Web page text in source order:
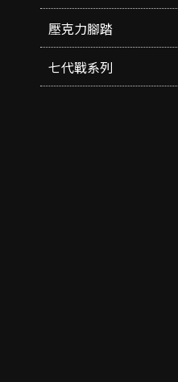
壓克力腳踏
七代戰系列